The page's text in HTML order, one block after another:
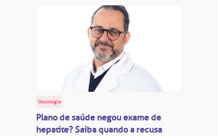
Oncologia
Plano de saúde negou exame de
hepatite? Saiba quando a recusa